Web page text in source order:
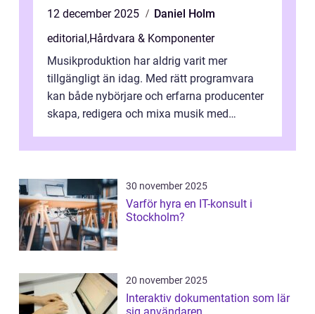
12 december 2025
Daniel Holm
editorial,Hårdvara & Komponenter
Musikproduktion har aldrig varit mer
tillgängligt än idag. Med rätt programvara
kan både nybörjare och erfarna producenter
skapa, redigera och mixa musik med
30 november 2025
Varför hyra en IT-konsult i
Stockholm?
20 november 2025
Interaktiv dokumentation som lär